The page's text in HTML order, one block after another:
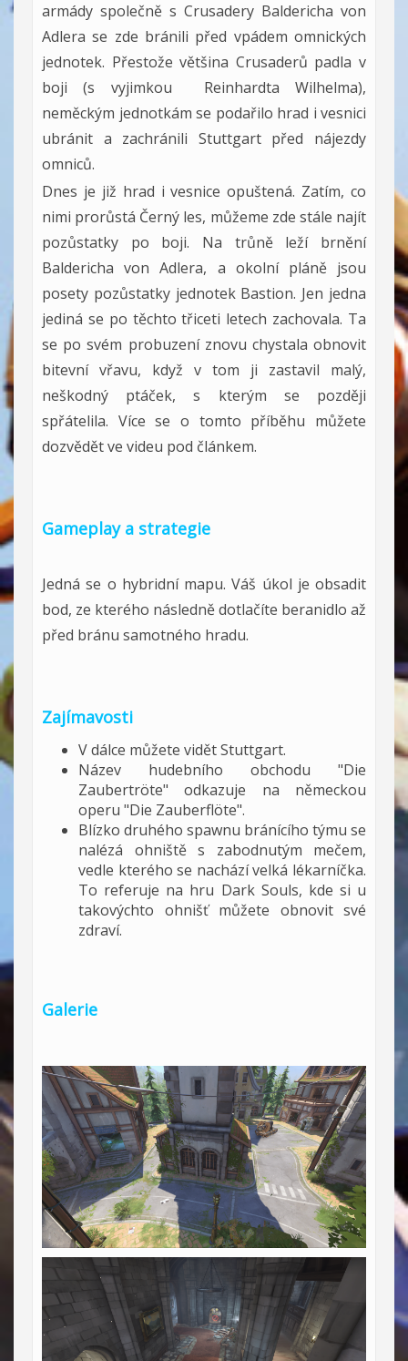
armády společně s Crusadery Baldericha von
Adlera se zde bránili před vpádem omnických
jednotek. Přestože většina Crusaderů padla v
boji (s vyjimkou Reinhardta Wilhelma),
neměckým jednotkám se podařilo hrad i vesnici
ubránit a zachránili Stuttgart před nájezdy
omniců.
Dnes je již hrad i vesnice opuštená. Zatím, co
nimi prorůstá Černý les, můžeme zde stále najít
pozůstatky po boji. Na trůně leží brnění
Baldericha von Adlera, a okolní pláně jsou
posety pozůstatky jednotek Bastion. Jen jedna
jediná se po těchto třiceti letech zachovala. Ta
se po svém probuzení znovu chystala obnovit
bitevní vřavu, když v tom ji zastavil malý,
neškodný ptáček, s kterým se později
spřátelila. Více se o tomto příběhu můžete
dozvědět ve videu pod článkem.
Gameplay a strategie
Jedná se o hybridní mapu. Váš úkol je obsadit
bod, ze kterého následně dotlačíte beranidlo až
před bránu samotného hradu.
Zajímavosti
V dálce můžete vidět Stuttgart.
Název hudebního obchodu "Die
Zaubertröte" odkazuje na německou
operu "Die Zauberflöte".
Blízko druhého spawnu bránícího týmu se
nalézá ohniště s zabodnutým mečem,
vedle kterého se nachází velká lékarníčka.
To referuje na hru Dark Souls, kde si u
takovýchto ohnišť můžete obnovit své
zdraví.
Galerie